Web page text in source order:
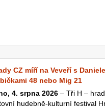
CZ míří na Veveří s
48 nebo Mig 21
4. srpna 2026 – Tři H –
hudebně-kulturní festival